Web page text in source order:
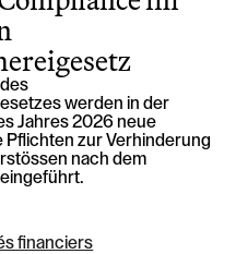
werden in der
Jahres 2026 neue
Pflichten zur Verhinderung
nach dem
financiers